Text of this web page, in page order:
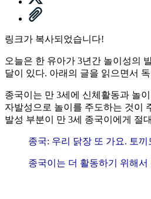
링크가 복사되었습니다!
오늘은 한 유아가 3년간 놀이성의
달이 있다. 아래의 글을 읽으면서
종국이는 만 3세에 신체활동과 놀
자발성으로 놀이를 주도하는 것이
발성 부분이 만 3세 종국이에게 절
종국: 우리 닭장 또 가요. 토끼
종국이는 더 활동하기 위해